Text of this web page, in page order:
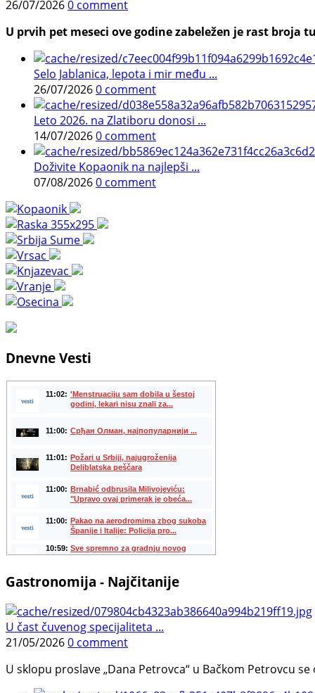
26/07/20260 comment
U prvih pet meseci ove godine zabeležen je rast
Selo Jablanica, lepota i mir među ...
26/07/20260 comment
Leto 2026. na Zlatiboru donosi ...
14/07/20260 comment
Doživite Kopaonik na najlepši ...
07/08/20260 comment
Dnevne Vesti
Gastronomija - Najčitanije
U čast čuvenog specijaliteta ...
21/05/20260 comment
U sklopu proslave „Dana Petrovca“ u Bačkom Petrovcu